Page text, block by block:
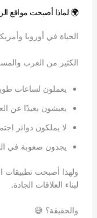
🌍 لماذا أصبحت مواقع
الحياة في أوروبا
الكثير من العرب
يعملون لساعات
يعيشون بعيدًا عن
لا يملكون دوائر
يجدون صعوبة في
ولهذا أصبحت تطبيقات
لبناء العلاقات الجادة.
والحقيقة؟ 😅